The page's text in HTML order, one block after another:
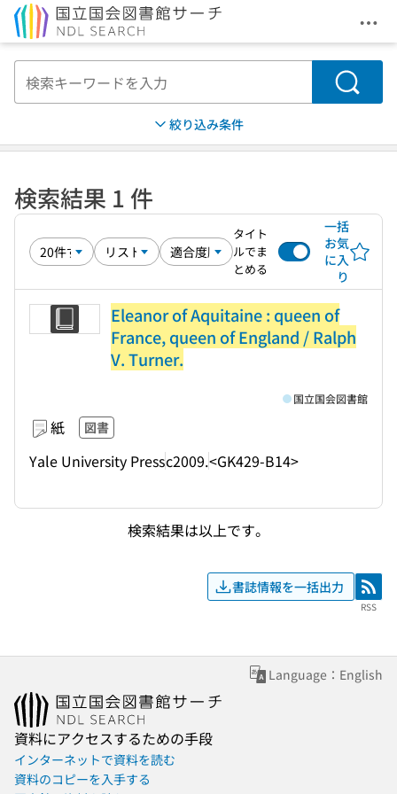
メ
検索
絞り込み条件
検索結果 1 件
タイト
ルでま
とめる
一括
お気
に入
り
Eleanor of Aquitaine : queen of
France, queen of England / Ralph
V. Turner.
紙 図書
Yale University Pressc2009.<GK429-B14>
国立国会図書館
検索結果は以上です。
書誌情報を一括出力 RSS
RSS
Language：English
資料にアクセスするための手段
インターネットで資料を読む
資料のコピーを入手する